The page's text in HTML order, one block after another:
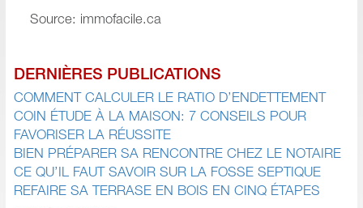
Source: immofacile.ca
DERNIÈRES PUBLICATIONS
COMMENT CALCULER LE RATIO D’ENDETTEMENT
COIN ÉTUDE À LA MAISON: 7 CONSEILS POUR
FAVORISER LA RÉUSSITE
BIEN PRÉPARER SA RENCONTRE CHEZ LE NOTAIRE
CE QU’IL FAUT SAVOIR SUR LA FOSSE SEPTIQUE
REFAIRE SA TERRASE EN BOIS EN CINQ ÉTAPES